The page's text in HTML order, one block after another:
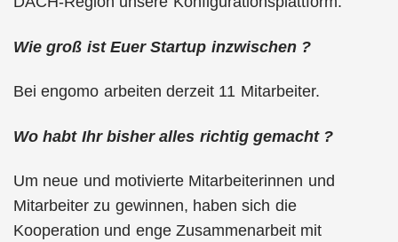
Wie groß ist Euer Startup inzwischen ?
Bei engomo arbeiten derzeit 11 Mitarbeiter.
Wo habt Ihr bisher alles richtig gemacht ?
Um neue und motivierte Mitarbeiterinnen und
Mitarbeiter zu gewinnen, haben sich die
Kooperation und enge Zusammenarbeit mit